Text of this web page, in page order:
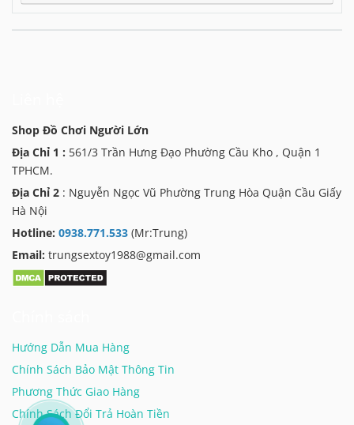
Shop Đồ Chơi Người Lớn
Địa Chỉ 1 : 561/3 Trần Hưng Đạo Phường Cầu Kho , Quận 1
TPHCM.
Địa Chỉ 2 : Nguyễn Ngọc Vũ Phường Trung Hòa Quận Cầu Giấy
Hà Nội
Hotline: 0938.771.533 (Mr:Trung)
Email: trungsextoy1988@gmail.com
Hướng Dẫn Mua Hàng
Chính Sách Bảo Mật Thông Tin
Phương Thức Giao Hàng
Chính Sách Đổi Trả Hoàn Tiền